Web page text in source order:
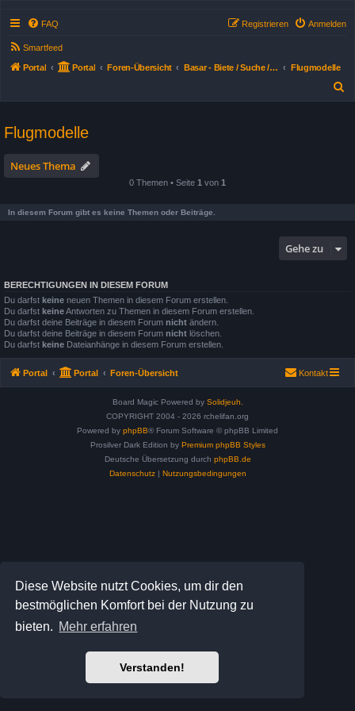
Diese Website nutzt Cookies, um dir den
bestmöglichen Komfort bei der Nutzung zu
bieten. Mehr erfahren
Verstanden!
FAQ Anmelden
Registrieren
Smartfeed
Portal Portal Foren-Übersicht Basar - Biete / Suche / Tausche
Flugmodelle
Flugmodelle
Neues Thema
0 Themen • Seite 1 von 1
In diesem Forum gibt es keine Themen oder Beiträge.
Gehe zu
BERECHTIGUNGEN IN DIESEM FORUM
Du darfst keine neuen Themen in diesem Forum erstellen.
Du darfst keineAntworten zu Themen in diesem Forum erstellen.
Du darfst deine Beiträge in diesem Forum nicht ändern.
Du darfst deine Beiträge in diesem Forum nicht löschen.
Du darfst keine Dateianhänge in diesem Forum erstellen.
Portal Portal Foren-Übersicht Kontakt
Board Magic Powered by Solidjeuh.
COPYRIGHT 2004 - 2026 rchelifan.org
Powered by phpBB® Forum Software © phpBB Limited
Prosilver Dark Edition by Premium phpBB Styles
Deutsche Übersetzung durch phpBB.de
Datenschutz| Nutzungsbedingungen